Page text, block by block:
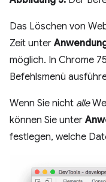
Das Löschen von
Zeit unter
möglich. In Chrome
Befehlsmenü
Wenn Sie nicht alle
können Sie unter
festlegen, welche